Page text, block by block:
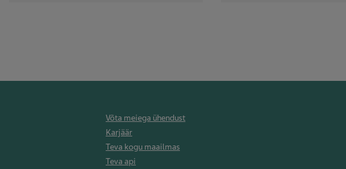
Võta meiega ühendust
Karjäär
Teva kogu maailmas
Teva api